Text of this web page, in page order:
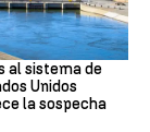
al sistema de
Unidos
la sospecha